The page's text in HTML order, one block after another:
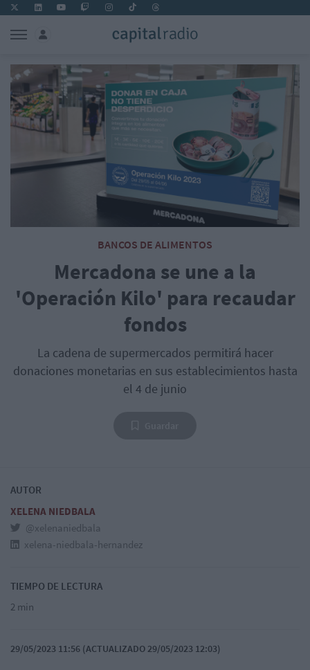
BANCOS DE ALIMENTOS
Mercadona se une a la
'Operación Kilo' para recaudar
fondos
La cadena de supermercados permitirá hacer
donaciones monetarias en sus establecimientos hasta
el 4 de junio
AUTOR
XELENA NIEDBALA
@xelenaniedbala
xelena-niedbala-hernandez
TIEMPO DE LECTURA
2 min
29/05/2023 11:56 (ACTUALIZADO 29/05/2023 12:03)